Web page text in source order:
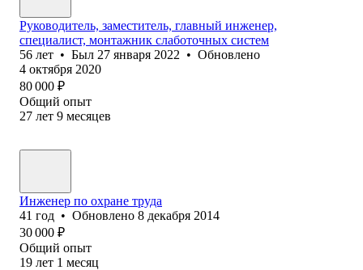
Руководитель, заместитель, главный инженер,
специалист, монтажник слаботочных систем
56 лет • Был 27 января 2022 • Обновлено
4 октября 2020
80 000 ₽
Общий опыт
27 лет 9 месяцев
Инженер по охране труда
41 год • Обновлено 8 декабря 2014
30 000 ₽
Общий опыт
19 лет 1 месяц